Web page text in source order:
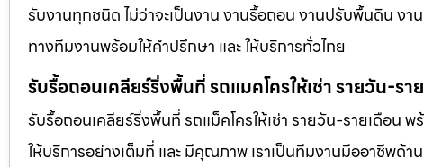
รับงานทุกชนิด ไม่ว่าจะเป็นงาน งานรื้อถอน งานปรับพื้นดิน ง
ทางทีมงานพร้อมให้คำปรึกษา และ ให้บริการทั่วไทย
รับรื้อถอนเคลียร์ริ่งพื้นที่ รถแมคโครให้เช่า รายวัน-
รับรื้อถอนเคลียร์ริ่งพื้นที่ รถแม็คโครให้เช่า รายวัน-รายเดือน
ให้บริการอย่างเต็มที่ และ มีคุณภาพ เราเป็นทีมงานมืออาชีพด้า